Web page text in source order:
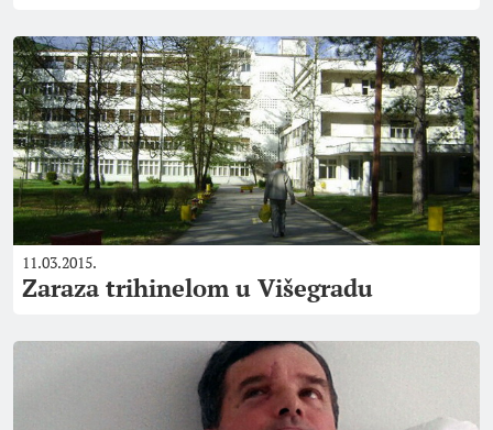
11.03.2015.
Zaraza trihinelom u Višegradu